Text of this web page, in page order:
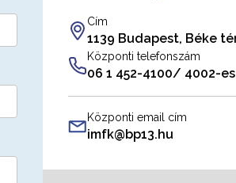
Cím
1139 Budapest, Béke
Központi telefonszám
06 1 452-4100/ 4002-
Központi email cím
imfk@bp13.hu